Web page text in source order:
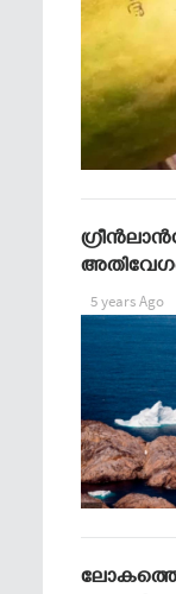
5 years Ago
ലോകത്തെ